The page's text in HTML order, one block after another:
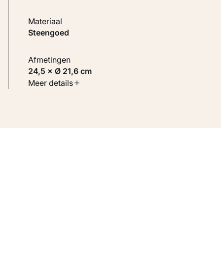
Materiaal
Steengoed
Afmetingen
24,5 × Ø 21,6 cm
Soort werk
Meer details